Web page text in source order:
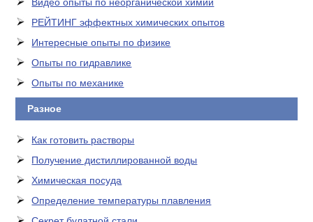
Видео опыты по неорганической химии
РЕЙТИНГ эффектных химических опытов
Интересные опыты по физике
Опыты по гидравлике
Опыты по механике
Разное
Как готовить растворы
Получение дистиллированной воды
Химическая посуда
Определение температуры плавления